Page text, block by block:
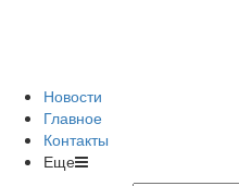
Новости
Главное
Контакты
Еще